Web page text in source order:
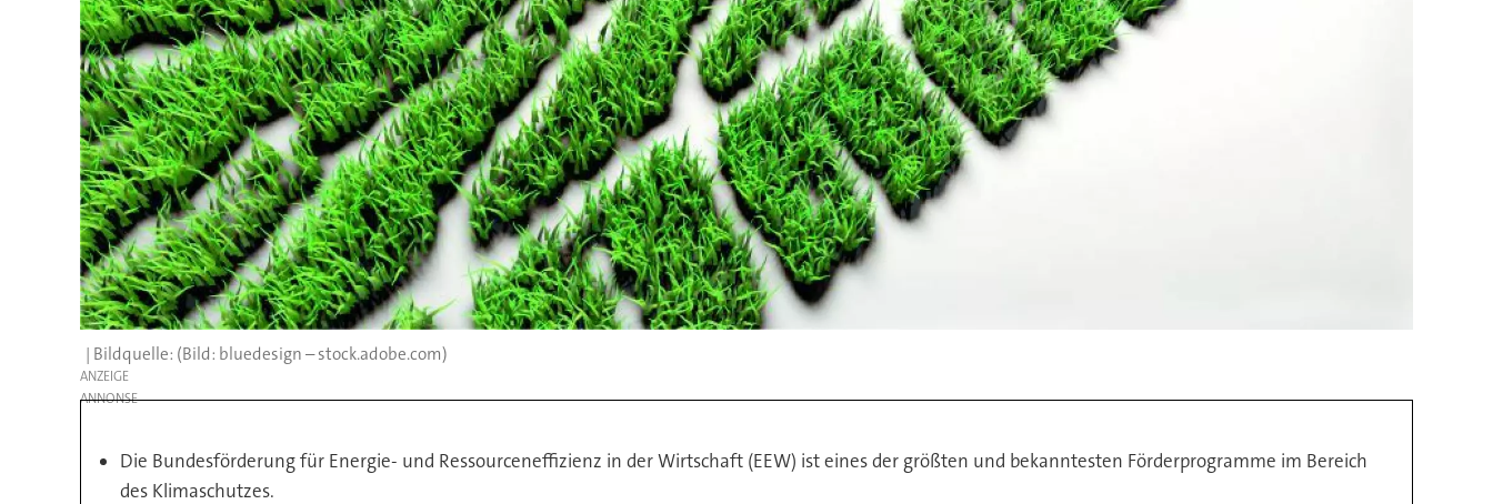
(Bild: bluedesign – stock.adobe.com)
ANZEIGE
Die Bundesförderung für Energie- und Ressourceneffizienz in der Wirtschaft (EEW) ist eines der größten und bekanntesten Förderprogramme im Bereich
des Klimaschutzes.